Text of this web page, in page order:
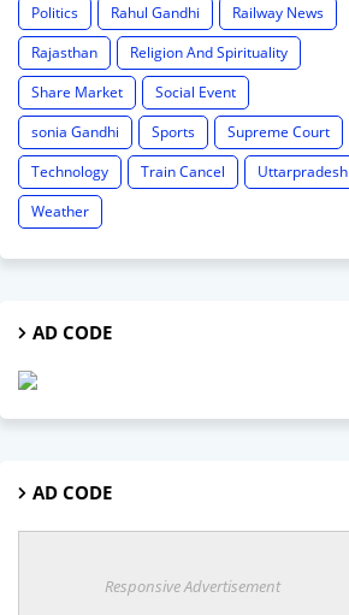
Politics
Rahul Gandhi
Railway News
Rajasthan
Religion And Spirituality
Share Market
Social Event
sonia Gandhi
Sports
Supreme Court
Technology
Train Cancel
Uttarpradesh
Weather
AD CODE
AD CODE
Responsive Advertisement